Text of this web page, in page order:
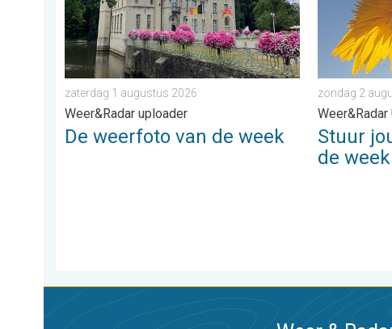
zaterdag 1 augustus 2026
Weer&Radar uploader
De weerfoto van de week
zondag 2
Stuur
de